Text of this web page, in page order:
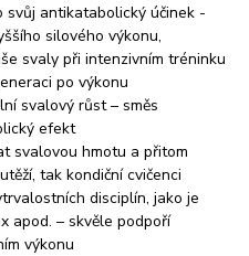
antikatabolický účinek -
silového výkonu,
svaly při intenzivním tréninku
po výkonu
svalový růst – směs
efekt
svalovou hmotu a přitom
tak kondiční cvičenci
disciplín, jako je
apod. – skvěle podpoří
výkonu